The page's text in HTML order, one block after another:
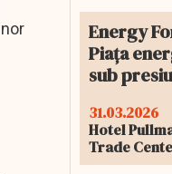
Energy
Piața
sub
31.03.2026
Hotel
Trade